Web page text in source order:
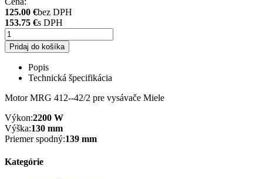
125.00 €bez DPH
153.75 €s DPH
Pridaj do košíka
Popis
Technická špecifikácia
Motor MRG 412--42/2 pre vysávače Miele
Výkon:2200 W
Výška:130 mm
Priemer spodný:139 mm
Kategórie